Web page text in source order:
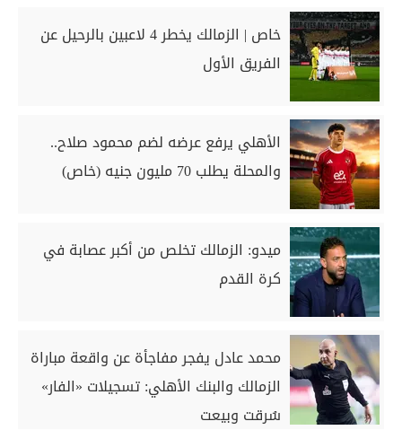
خاص | الزمالك يخطر 4 لاعبين بالرحيل عن
الفريق الأول
الأهلي يرفع عرضه لضم محمود صلاح..
والمحلة يطلب 70 مليون جنيه (خاص)
ميدو: الزمالك تخلص من أكبر عصابة في
كرة القدم
محمد عادل يفجر مفاجأة عن واقعة مباراة
الزمالك والبنك الأهلي: تسجيلات «الفار»
سُرقت وبيعت